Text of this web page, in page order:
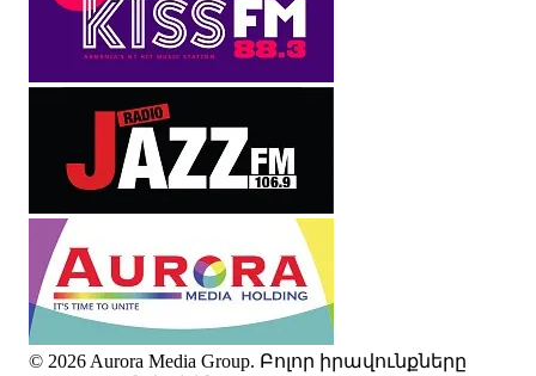
© 2026 Aurora Media Group. Բոլոր իրավունքները